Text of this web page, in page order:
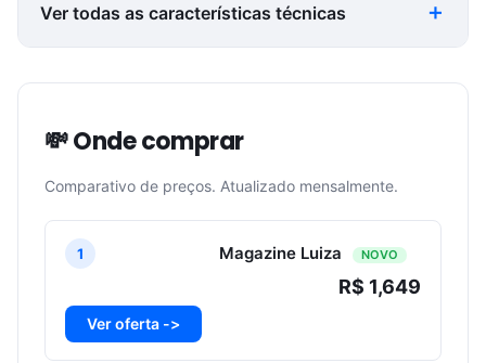
Ver todas as características técnicas
💸 Onde comprar
Comparativo de preços. Atualizado mensalmente.
1 Magazine Luiza NOVO
R$ 1,649
Ver oferta ->